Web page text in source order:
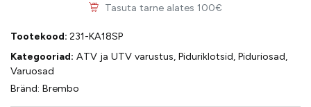
Tasuta tarne alates 100€
Tootekood: 231-KA18SP
Kategooriad: ATV ja UTV varustus, Piduriklotsid, Piduriosad,
Varuosad
Bränd: Brembo